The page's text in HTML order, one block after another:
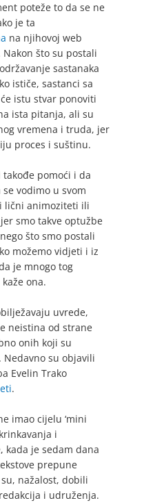
poteže to da se ne
je ta
na njihovoj web
što su postali
sastanaka
ističe, sastanci sa
istu stvar ponoviti
ista pitanja, ali su
vremena i truda, jer
proces i suštinu.
pomoći i da
vodimo u svom
lični animoziteti ili
smo takve optužbe
što smo postali
možemo vidjeti i iz
je mnogo tog
ona.
uvrede,
neistina od strane
onih koji su
su objavili
Evelin Trako
.
imao cijelu ‘mini
i
kada je sedam dana
prepune
nažalost, dobili
i udruženja.